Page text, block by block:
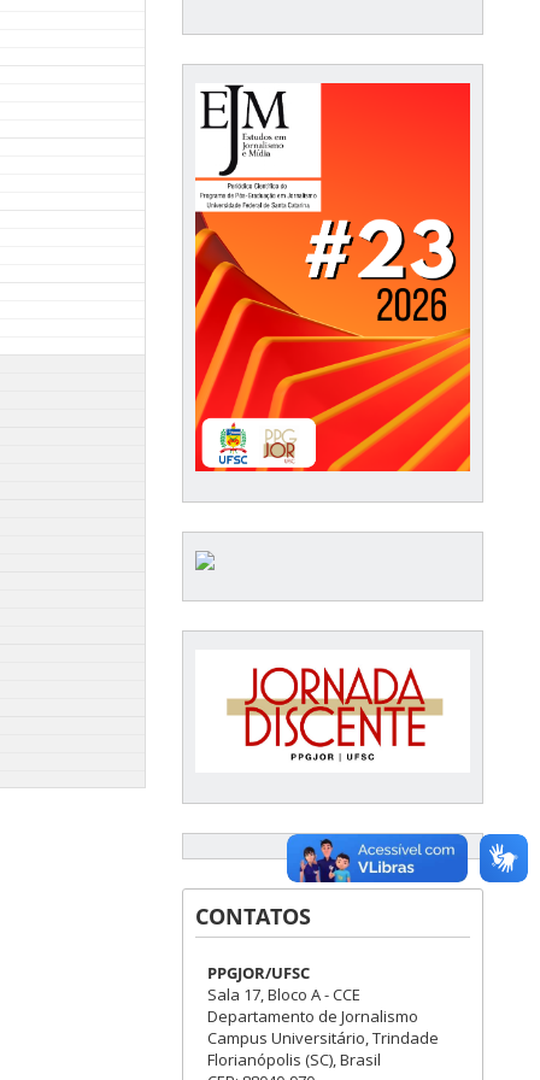
CONTATOS
PPGJOR/UFSC
Sala 17, Bloco A - CCE
Departamento de Jornalismo
Campus Universitário, Trindade
Florianópolis (SC), Brasil